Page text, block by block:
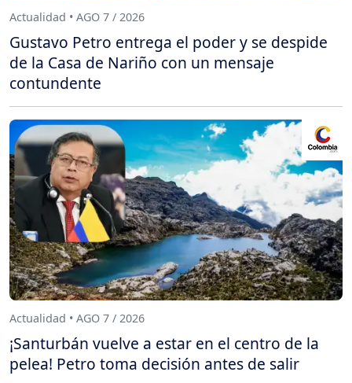
Actualidad • AGO 7 / 2026
Gustavo Petro entrega el poder y se despide
de la Casa de Nariño con un mensaje
contundente
Actualidad • AGO 7 / 2026
¡Santurbán vuelve a estar en el centro de la
pelea! Petro toma decisión antes de salir